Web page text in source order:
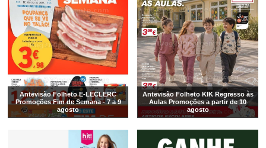
Antevisão Folheto E-LECLERC
Promoções Fim de Semana - 7 a 9
agosto
Antevisão Folheto KIK Regresso às
Aulas Promoções a partir de 10
agosto